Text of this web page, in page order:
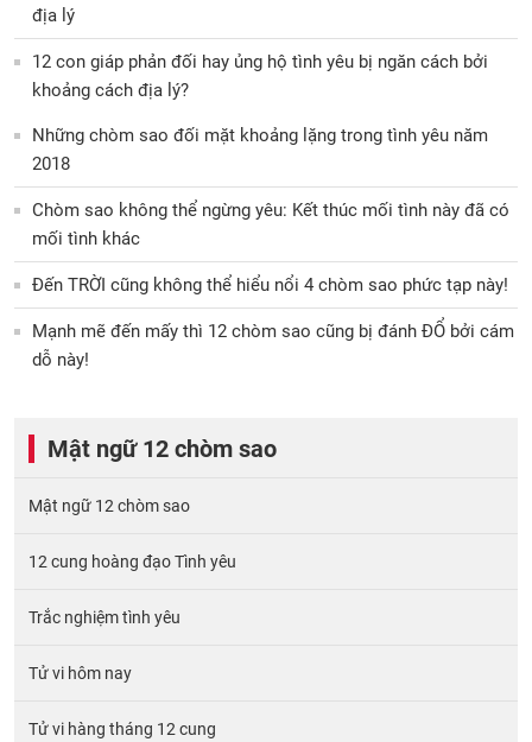
địa lý
12 con giáp phản đối hay ủng hộ tình yêu bị ngăn cách bởi
khoảng cách địa lý?
Những chòm sao đối mặt khoảng lặng trong tình yêu năm
2018
Chòm sao không thể ngừng yêu: Kết thúc mối tình này đã có
mối tình khác
Đến TRỜI cũng không thể hiểu nổi 4 chòm sao phức tạp này!
Mạnh mẽ đến mấy thì 12 chòm sao cũng bị đánh ĐỔ bởi cám
dỗ này!
Mật ngữ 12 chòm sao
Mật ngữ 12 chòm sao
12 cung hoàng đạo Tình yêu
Trắc nghiệm tình yêu
Tử vi hôm nay
Tử vi hàng tháng 12 cung